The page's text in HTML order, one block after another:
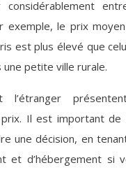
considérablement
exemple, le prix
est plus élevé que
une petite ville rurale.
l’étranger
Il est important de
une décision, en
et d’hébergement si